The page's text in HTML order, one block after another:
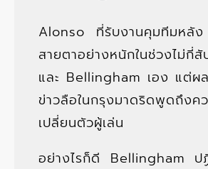
Alonso ที่รับงานคุมทีมหลั
สายตาอย่างหนักในช่วงไม่
และ Bellingham เอง แต่ผ
ข่าวลือในกรุงมาดริดพูดถึงค
เปลี่ยนตัวผู้เล่น
อย่างไรก็ดี Bellingham ป